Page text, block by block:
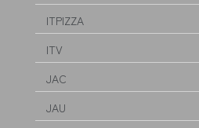
ITPIZZA
ITV
JAC
JAU